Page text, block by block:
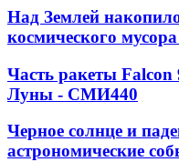
Над Землей
космического
Часть ракеты Falcon
Луны - СМИ440
Черное солнце и
астрономические